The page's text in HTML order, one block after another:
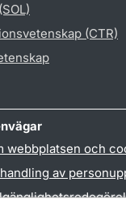
(CTR)
webbplatsen och
av